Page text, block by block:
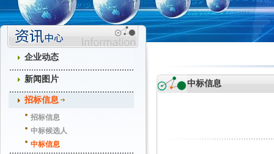
企业动态
新闻图片
招标信息
招标信息
中标候选人
中标信息
中标信息